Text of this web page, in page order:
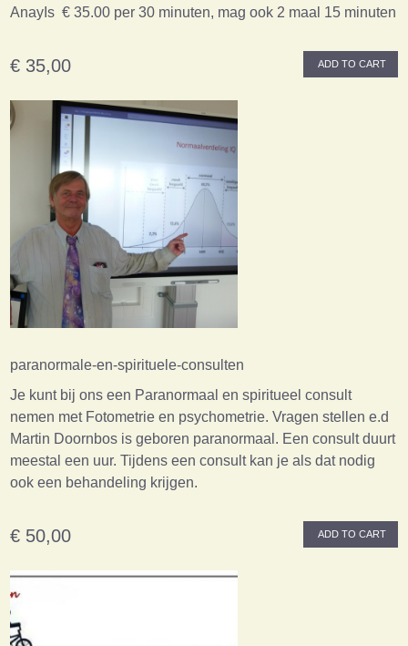
AnayIs € 35.00 per 30 minuten, mag ook 2 maal 15 minuten
€ 35,00 ADD TO CART
paranormale-en-spirituele-consulten
Je kunt bij ons een Paranormaal en spiritueel consult
nemen met Fotometrie en psychometrie. Vragen stellen e.d
Martin Doornbos is geboren paranormaal. Een consult duurt
meestal een uur. Tijdens een consult kan je als dat nodig
ook een behandeling krijgen.
€ 50,00 ADD TO CART